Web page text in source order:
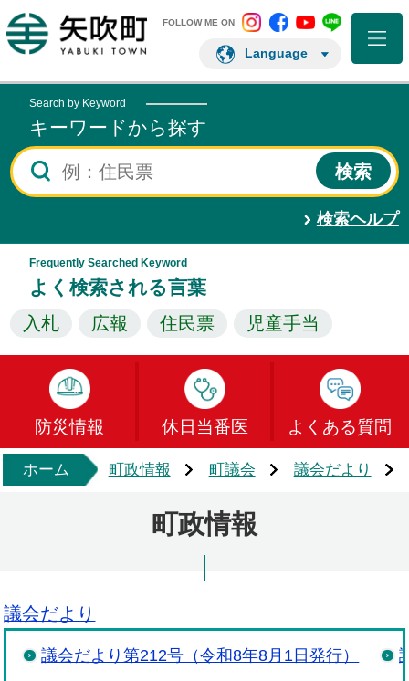
矢吹町ホームページ
FOLLOW ME ON 矢吹町 Instagram
矢吹町矢吹町矢吹町
Language
Search by Keyword
キーワードから探す
検索ヘルプ
Frequently Searched Keyword
よく検索される言葉
入札 広報 住民票 児童手当
防災情報 休日当番医 よくある質問
ホーム 町政情報 町議会 議会だより
町政情報
議会だより
議会だより第212号（令和8年8月1日発行）